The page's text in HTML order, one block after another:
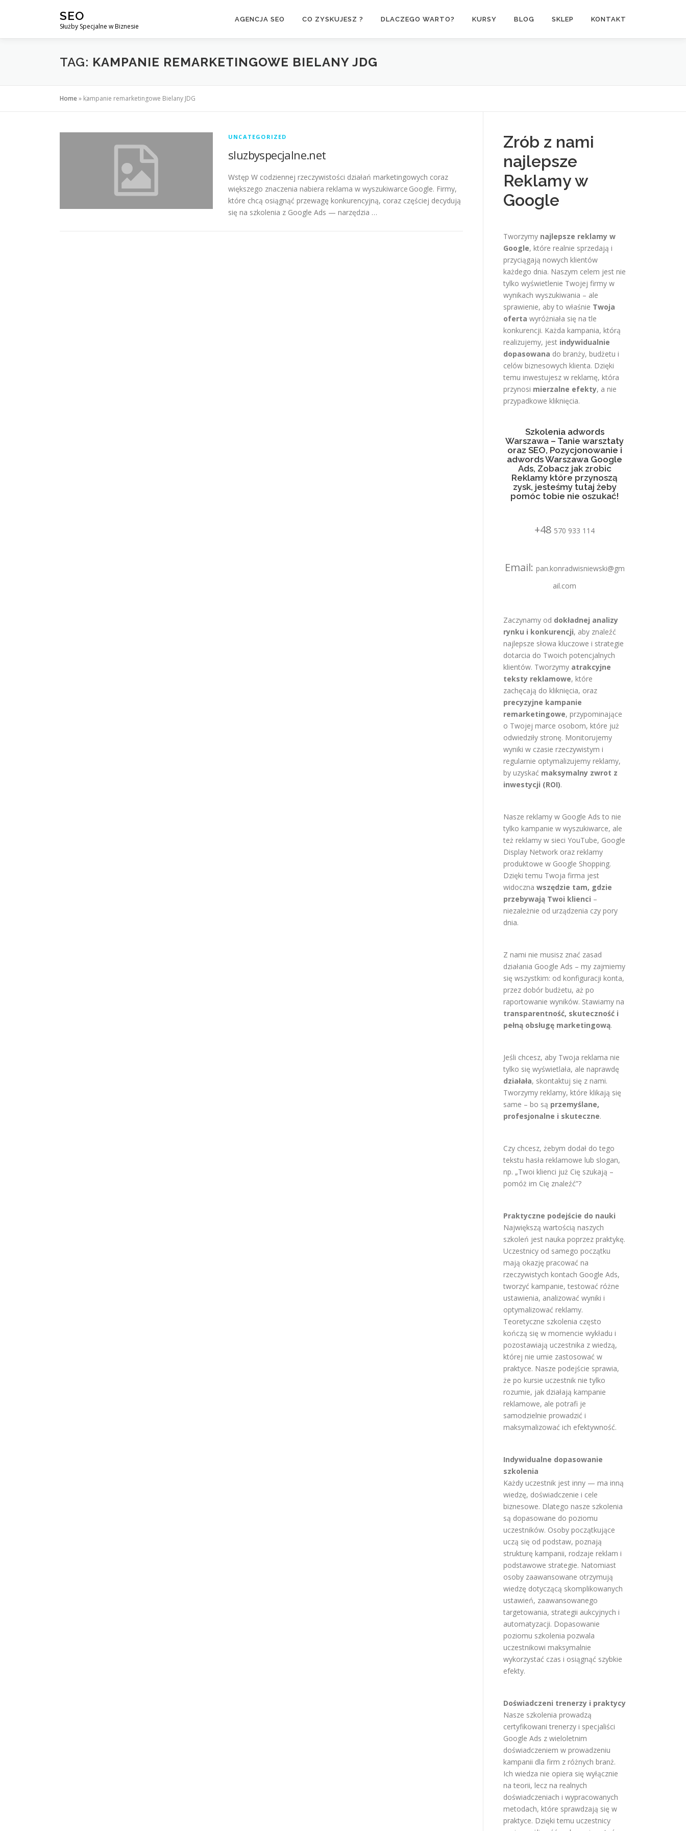
SEO
Służby Specjalne w Biznesie
AGENCJA SEO CO ZYSKUJESZ ? DLACZEGO WARTO? KURSY BLOG SKLEP KONTAKT
TAG: KAMPANIE REMARKETINGOWE BIELANY JDG
Home» kampanie remarketingowe Bielany JDG
UNCATEGORIZED
sluzbyspecjalne.net
Wstęp W codziennej rzeczywistości działań marketingowych coraz
większego znaczenia nabiera reklama w wyszukiwarce Google. Firmy,
które chcą osiągnąć przewagę konkurencyjną, coraz częściej decydują
się na szkolenia z Google Ads — narzędzia …
Zrób z nami
najlepsze
Reklamy w
Google
Tworzymy najlepsze reklamy w
Google, które realnie sprzedają i
przyciągają nowych klientów
każdego dnia. Naszym celem jest nie
tylko wyświetlenie Twojej firmy w
wynikach wyszukiwania – ale
sprawienie, aby to właśnie Twoja
oferta wyróżniała się na tle
konkurencji. Każda kampania, którą
realizujemy, jest indywidualnie
dopasowana do branży, budżetu i
celów biznesowych klienta. Dzięki
temu inwestujesz w reklamę, która
przynosi mierzalne efekty, a nie
przypadkowe kliknięcia.
Szkolenia adwords
Warszawa – Tanie warsztaty
oraz SEO, Pozycjonowanie i
adwords Warszawa Google
Ads, Zobacz jak zrobic
Reklamy które przynoszą
zysk, jesteśmy tutaj żeby
pomóc tobie nie oszukać!
+48 570 933 114
Email: pan.konradwisniewski@gm
ail.com
Zaczynamy od dokładnej analizy
rynku i konkurencji, aby znaleźć
najlepsze słowa kluczowe i strategie
dotarcia do Twoich potencjalnych
klientów. Tworzymy atrakcyjne
teksty reklamowe, które
zachęcają do kliknięcia, oraz
precyzyjne kampanie
remarketingowe, przypominające
o Twojej marce osobom, które już
odwiedziły stronę. Monitorujemy
wyniki w czasie rzeczywistym i
regularnie optymalizujemy reklamy,
by uzyskać maksymalny zwrot z
inwestycji (ROI).
Nasze reklamy w Google Ads to nie
tylko kampanie w wyszukiwarce, ale
też reklamy w sieci YouTube, Google
Display Network oraz reklamy
produktowe w Google Shopping.
Dzięki temu Twoja firma jest
widoczna wszędzie tam, gdzie
przebywają Twoi klienci –
niezależnie od urządzenia czy pory
dnia.
Z nami nie musisz znać zasad
działania Google Ads – my zajmiemy
się wszystkim: od konfiguracji konta,
przez dobór budżetu, aż po
raportowanie wyników. Stawiamy na
transparentność, skuteczność i
pełną obsługę marketingową.
Jeśli chcesz, aby Twoja reklama nie
tylko się wyświetlała, ale naprawdę
działała, skontaktuj się z nami.
Tworzymy reklamy, które klikają się
same – bo są przemyślane,
profesjonalne i skuteczne.
Czy chcesz, żebym dodał do tego
tekstu hasła reklamowe lub slogan,
np. „Twoi klienci już Cię szukają –
pomóż im Cię znaleźć”?
Praktyczne podejście do nauki
Największą wartością naszych
szkoleń jest nauka poprzez praktykę.
Uczestnicy od samego początku
mają okazję pracować na
rzeczywistych kontach Google Ads,
tworzyć kampanie, testować różne
ustawienia, analizować wyniki i
optymalizować reklamy.
Teoretyczne szkolenia często
kończą się w momencie wykładu i
pozostawiają uczestnika z wiedzą,
której nie umie zastosować w
praktyce. Nasze podejście sprawia,
że po kursie uczestnik nie tylko
rozumie, jak działają kampanie
reklamowe, ale potrafi je
samodzielnie prowadzić i
maksymalizować ich efektywność.
Indywidualne dopasowanie
szkolenia
Każdy uczestnik jest inny — ma inną
wiedzę, doświadczenie i cele
biznesowe. Dlatego nasze szkolenia
są dopasowane do poziomu
uczestników. Osoby początkujące
uczą się od podstaw, poznają
strukturę kampanii, rodzaje reklam i
podstawowe strategie. Natomiast
osoby zaawansowane otrzymują
wiedzę dotyczącą skomplikowanych
ustawień, zaawansowanego
targetowania, strategii aukcyjnych i
automatyzacji. Dopasowanie
poziomu szkolenia pozwala
uczestnikowi maksymalnie
wykorzystać czas i osiągnąć szybkie
efekty.
Doświadczeni trenerzy i praktycy
Nasze szkolenia prowadzą
certyfikowani trenerzy i specjaliści
Google Ads z wieloletnim
doświadczeniem w prowadzeniu
kampanii dla firm z różnych branż.
Ich wiedza nie opiera się wyłącznie
na teorii, lecz na realnych
doświadczeniach i wypracowanych
metodach, które sprawdzają się w
praktyce. Dzięki temu uczestnicy